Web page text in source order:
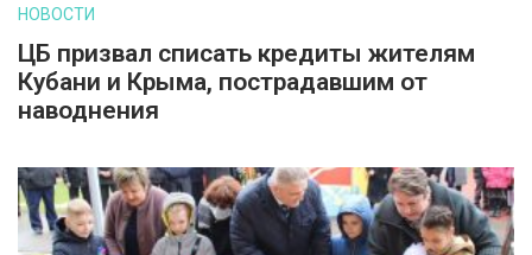
НОВОСТИ
ЦБ призвал списать кредиты жителям
Кубани и Крыма, пострадавшим от
наводнения